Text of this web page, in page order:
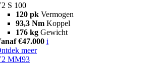
S 100
120 pk Vermogen
93,3 Nm Koppel
176 kg Gewicht
€47.000 i
meer
MM93